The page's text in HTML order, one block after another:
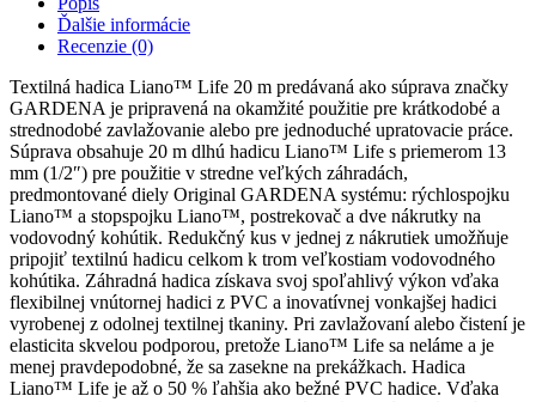
súprava
Ďalšie informácie
Recenzie (0)
Textilná hadica Liano™ Life 20 m predávaná ako súprava značky
GARDENA je pripravená na okamžité použitie pre krátkodobé a
strednodobé zavlažovanie alebo pre jednoduché upratovacie práce.
Súprava obsahuje 20 m dlhú hadicu Liano™ Life s priemerom 13
mm (1/2″) pre použitie v stredne veľkých záhradách,
predmontované diely Original GARDENA systému: rýchlospojku
Liano™ a stopspojku Liano™, postrekovač a dve nákrutky na
vodovodný kohútik. Redukčný kus v jednej z nákrutiek umožňuje
pripojiť textilnú hadicu celkom k trom veľkostiam vodovodného
kohútika. Záhradná hadica získava svoj spoľahlivý výkon vďaka
flexibilnej vnútornej hadici z PVC a inovatívnej vonkajšej hadici
vyrobenej z odolnej textilnej tkaniny. Pri zavlažovaní alebo čistení je
elasticita skvelou podporou, pretože Liano™ Life sa neláme a je
menej pravdepodobné, že sa zasekne na prekážkach. Hadica
Liano™ Life je až o 50 % ľahšia ako bežné PVC hadice. Vďaka